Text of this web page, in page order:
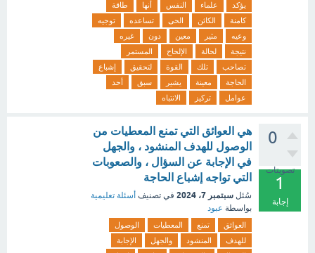
يؤكد علماء النفس أنها
طاقة
كامنة
الكائن الحى تساعده
توجيه
وعيه
مثير معين دون
غيره
نتيجة
لحالة الإلحاح
المستمر
تصاحب
تلك القوة لتحقيق
إشباع
الحاجة
معينة يشير سبق
أحد
عوامل
تركيز الانتباه
0
تصويتات
1
إجابة
هي العوائق التي تمنع المعطيات من
الوصول للهدف المنشود ، والجهل
في الإجابة عن السؤال ، والصعوبات
التي تواجه إشباع الحاجة
سُئل سبتمبر 7، 2024 في تصنيف أسئلة تعليمية
بواسطة عبود
العوائق تمنع المعطيات
الوصول
للهدف
المنشود والجهل
الإجابة